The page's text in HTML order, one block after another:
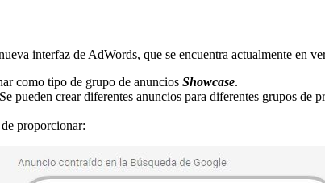
interfaz de AdWords, que se encuentra actualmente en
como tipo de grupo de anuncios Showcase.
pueden crear diferentes anuncios para diferentes grupos de
proporcionar: